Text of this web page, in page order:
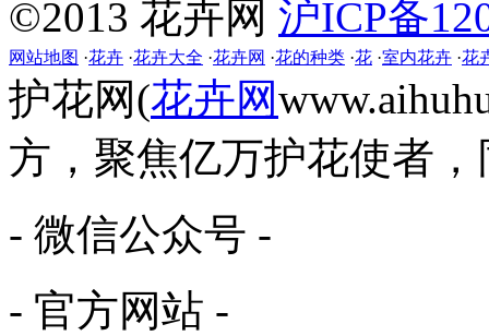
©2013 花卉网 沪ICP备
网站地图 ·花卉 ·花卉大全 ·花卉网 ·花的种类 ·花 ·室内花卉 ·花
护花网(花卉网
方，聚焦亿万护花使者
- 微信公众号 -
- 官方网站 -